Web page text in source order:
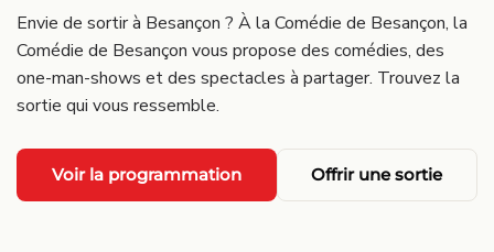
Envie de sortir à Besançon ? À la Comédie de Besançon, la
Comédie de Besançon vous propose des comédies, des
one-man-shows et des spectacles à partager. Trouvez la
sortie qui vous ressemble.
Voir la programmation Offrir une sortie